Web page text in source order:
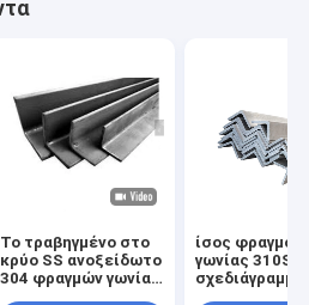
Το τραβηγμένο στο
κρύο SS ανοξείδωτο
304 φραγμών γωνίας
ίσος φραγμός
γωνίας 310S
σχεδιάγραμμα